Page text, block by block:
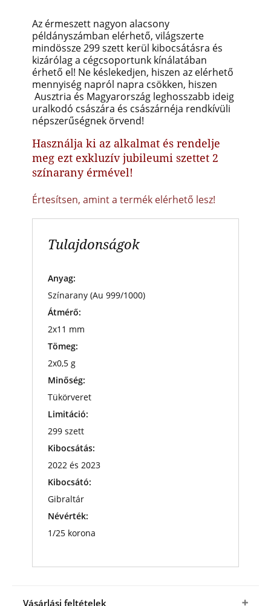
Az érmeszett nagyon alacsony
példányszámban elérhető, világszerte
mindössze 299 szett kerül kibocsátásra és
kizárólag a cégcsoportunk kínálatában
érhető el! Ne késlekedjen, hiszen az elérhető
mennyiség napról napra csökken, hiszen
Ausztria és Magyarország leghosszabb ideig
uralkodó császára és császárnéja rendkívüli
népszerűségnek örvend!
Használja ki az alkalmat és rendelje
meg ezt exkluzív jubileumi szettet 2
színarany érmével!
Értesítsen, amint a termék elérhető lesz!
Tulajdonságok
Anyag:
Színarany (Au 999/1000)
Átmérő:
2x11 mm
Tömeg:
2x0,5 g
Minőség:
Tükörveret
Limitáció:
299 szett
Kibocsátás:
2022 és 2023
Kibocsátó:
Gibraltár
Névérték:
1/25 korona
Vásárlási feltételek